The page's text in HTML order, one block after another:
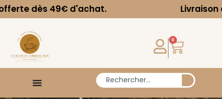
d'achat. Livraison offerte dès
0